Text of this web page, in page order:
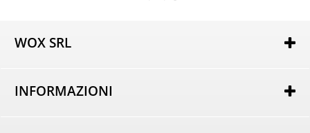
WOX SRL
COE SM21075
INFORMAZIONI